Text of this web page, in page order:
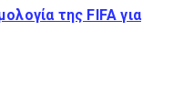
της FIFA για